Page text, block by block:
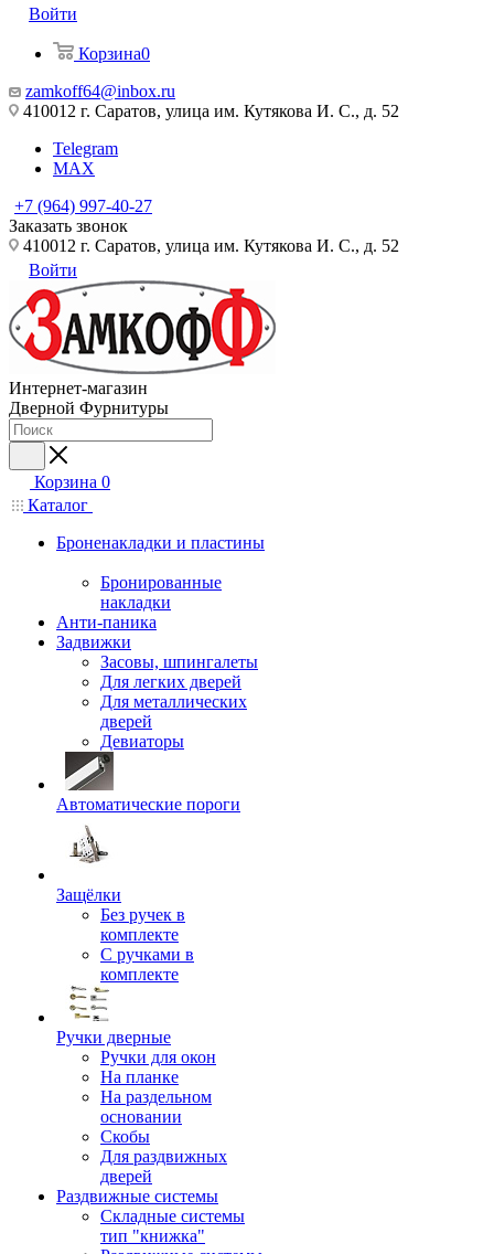
Войти
Корзина0
zamkoff64@inbox.ru
410012 г. Саратов, улица им. Кутякова И. С., д. 52
Telegram
MAX
+7 (964) 997-40-27
Заказать звонок
410012 г. Саратов, улица им. Кутякова И. С., д. 52
Войти
Интернет-магазин
Дверной Фурнитуры
Корзина 0
Каталог
Броненакладки и пластины
Бронированные
накладки
Анти-паника
Задвижки
Засовы, шпингалеты
Для легких дверей
Для металлических
дверей
Девиаторы
Автоматические пороги
Защёлки
Без ручек в
комплекте
С ручками в
комплекте
Ручки дверные
Ручки для окон
На планке
На раздельном
основании
Скобы
Для раздвижных
дверей
Раздвижные системы
Складные системы
тип "книжка"